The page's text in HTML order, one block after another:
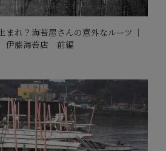
れ？海苔屋さんの意外なルーツ ｜
伊藤海苔店 前編